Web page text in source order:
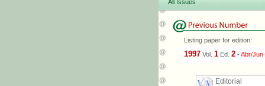
All Issues
Listing paper for edition:
1997 Vol. 1 Ed. 2 -Abr/Jun
Editorial